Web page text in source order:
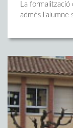
La formalització
admés l'alumne